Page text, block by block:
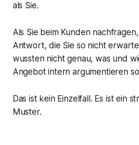
als Sie.
Als Sie beim Kunden
Antwort, die Sie so nicht
wussten nicht genau, was und
Angebot intern argumentieren
Das ist kein Einzelfall. Es ist ein
Muster.